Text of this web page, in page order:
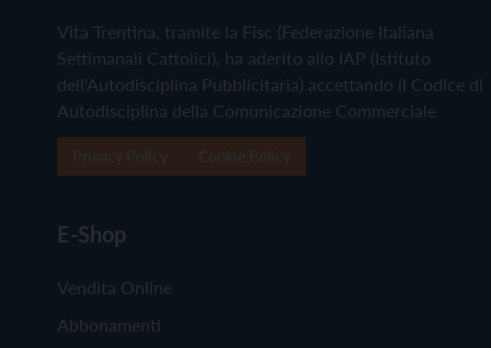
Vita Trentina, tramite la Fisc (Federazione Italiana
Settimanali Cattolici), ha aderito allo IAP (Istituto
dell'Autodisciplina Pubblicitaria) accettando il Codice di
Autodisciplina della Comunicazione Commerciale
E-Shop
Vendita Online
Abbonamenti